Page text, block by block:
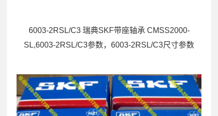
6003-2RSL/C3 瑞典SKF带座轴承 CMSS2000-
SL,6003-2RSL/C3参数，6003-2RSL/C3尺寸参数